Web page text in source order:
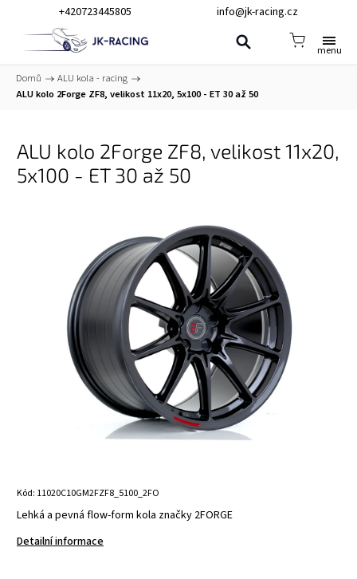
+420723445805 info@jk-racing.cz
Domů / ALU kola - racing /
ALU kolo 2Forge ZF8, velikost 11x20, 5x100 - ET 30 až 50
ALU kolo 2Forge ZF8, velikost 11x20,
5x100 - ET 30 až 50
Kód: 11020C10GM2FZF8_5100_2FO
Lehká a pevná flow-form kola značky 2FORGE
Detailní informace